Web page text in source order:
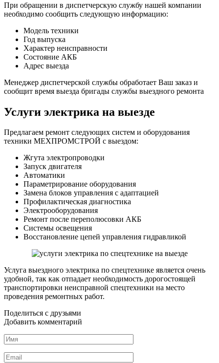
При обращении в диспетчерскую службу нашей компании
необходимо сообщить следующую информацию:
Модель техники
Год выпуска
Характер неисправности
Состояние АКБ
Адрес выезда
Менеджер диспетчерской службы обработает Ваш заказ и
сообщит время выезда бригады службы выездного ремонта
Услуги электрика на выезде
Предлагаем ремонт следующих систем и оборудования
техники МЕХПРОМСТРОЙ с выездом:
Жгута электропроводки
Запуск двигателя
Автоматики
Параметрирование оборудования
Замена блоков управления с адаптацией
Профилактическая диагностика
Электрооборудования
Ремонт после переполюсовки АКБ
Системы освещения
Восстановление цепей управления гидравликой
Услуга выездного электрика по спецтехнике является очень
удобной, так как отпадает необходимость дорогостоящей
транспортировки неисправной спецтехники на место
проведения ремонтных работ.
Поделиться с друзьями
Добавить комментарий
Имя
*
Email